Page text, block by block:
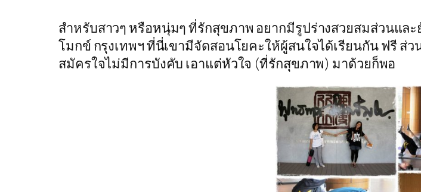
สำหรับสาวๆ หรือหนุ่มๆ ที่รักสุขภาพ อยากมีรูปร่างสวยสมส่วนแล
โมกข์ กรุงเทพฯ ที่นี่เขามีจัดสอนโยคะให้ผู้สนใจได้เรียนกัน ฟรี
สมัครใจไม่มีการบังคับ เอาแต่หัวใจ (ที่รักสุขภาพ) มาด้วยก็พอ